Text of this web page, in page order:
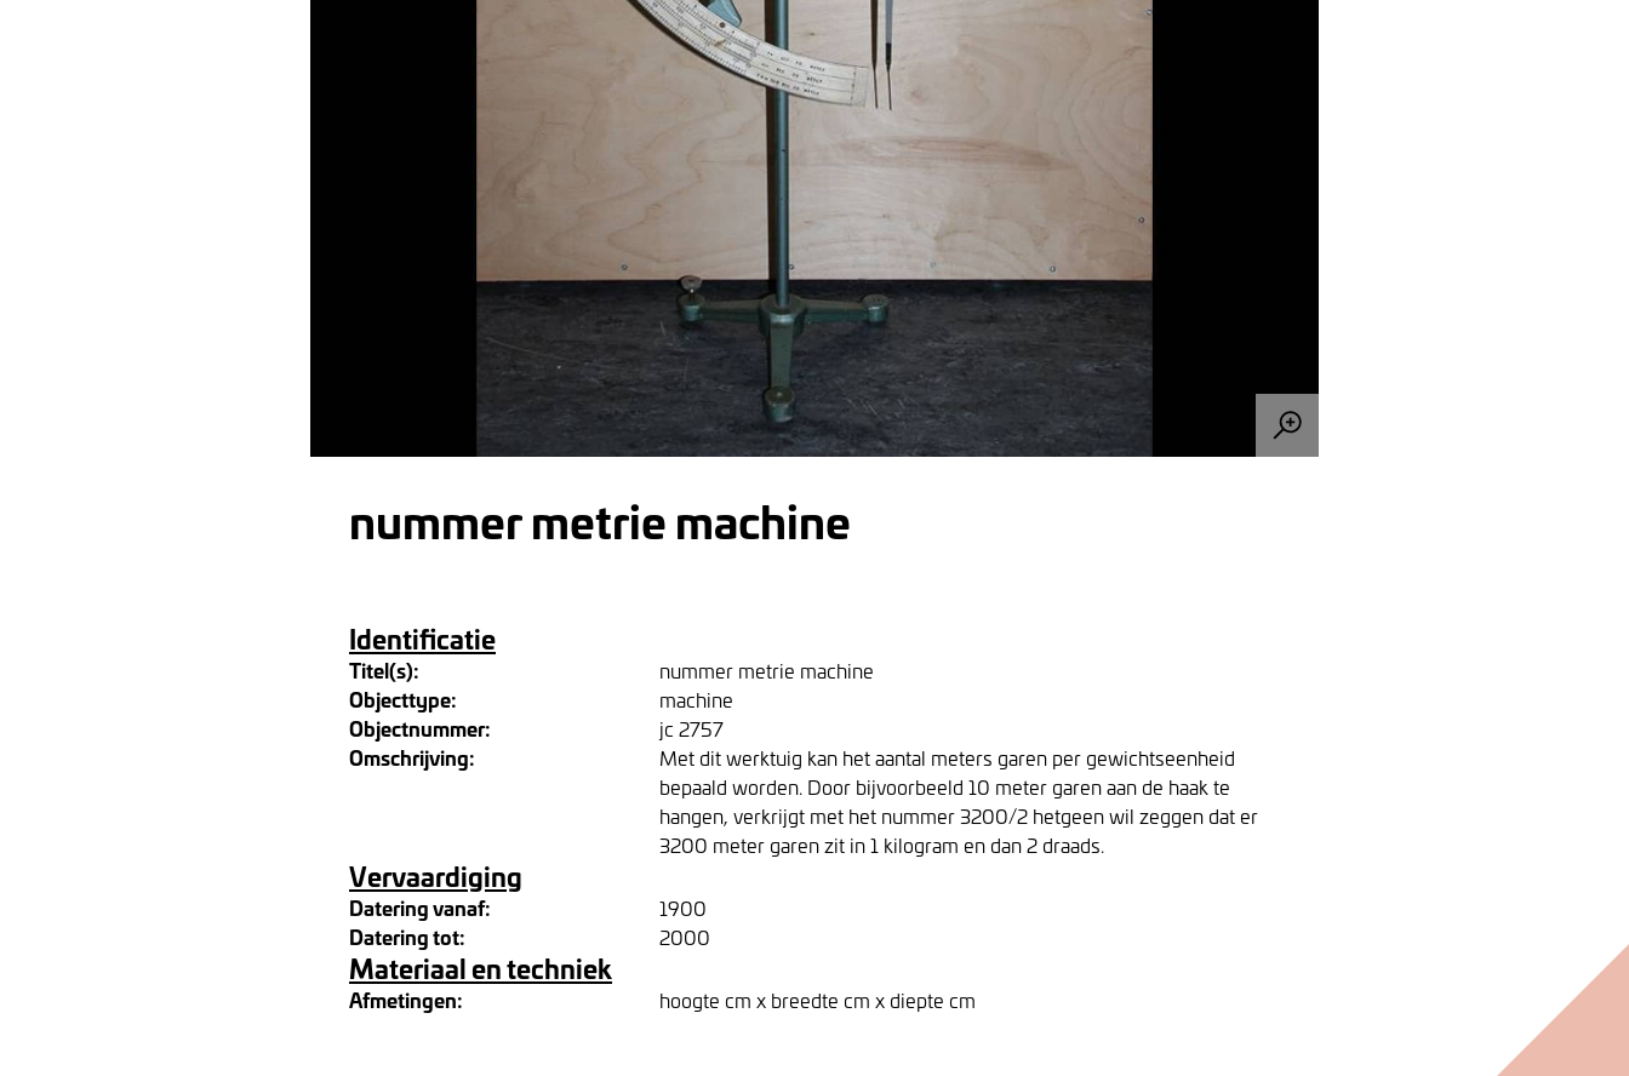
nummer metrie machine
Identificatie
Titel(s): nummer metrie machine
Objecttype: machine
Objectnummer: jc 2757
Omschrijving:
Met dit werktuig kan het aantal meters garen per gewichtseenheid
bepaald worden. Door bijvoorbeeld 10 meter garen aan de haak te
hangen, verkrijgt met het nummer 3200/2 hetgeen wil zeggen dat er
3200 meter garen zit in 1 kilogram en dan 2 draads.
Vervaardiging
Datering vanaf: 1900
Datering tot: 2000
Materiaal en techniek
Afmetingen: hoogte cm x breedte cm x diepte cm